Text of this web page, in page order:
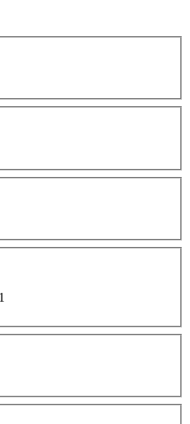
1